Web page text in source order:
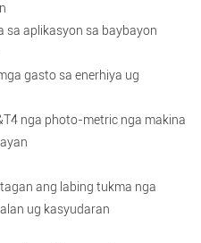
aplikasyon sa baybayon
gasto sa enerhiya ug
nga photo-metric nga makina
ang labing tukma nga
ug kasyudaran